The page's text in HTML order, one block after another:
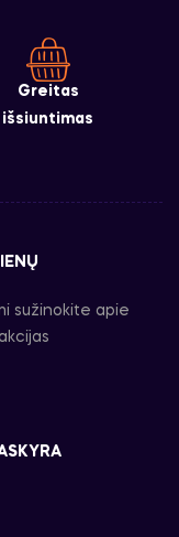
Greitas
išsiuntimas
sužinokite apie